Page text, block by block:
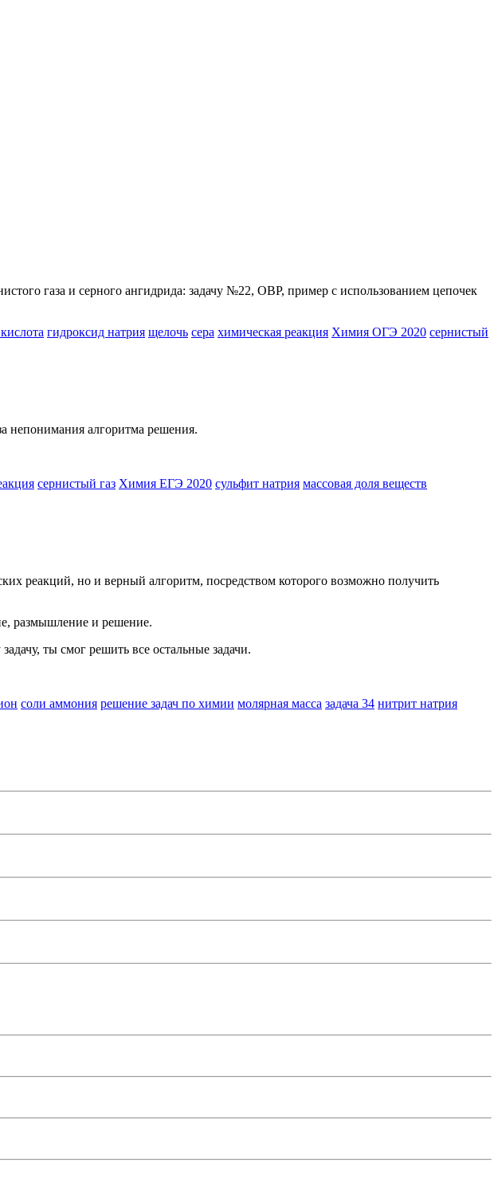
газа и серного ангидрида: задачу №22, ОВР, пример с использованием цепочек
гидроксид натрия щелочь сера химическая реакция Химия ОГЭ 2020 сернистый
непонимания алгоритма решения.
сернистый газ Химия ЕГЭ 2020 сульфит натрия массовая доля веществ
реакций, но и верный алгоритм, посредством которого возможно получить
размышление и решение.
ты смог решить все остальные задачи.
соли аммония решение задач по химии молярная масса задача 34 нитрит натрия